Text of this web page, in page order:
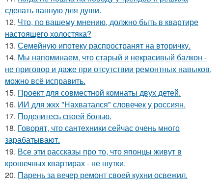
сделать ванную для души.
12. Что, по вашему мнению, должно быть в квартире
настоящего холостяка?
13. Семейную ипотеку распространят на вторичку.
14. Мы напоминаем, что старый и некрасивый балкон -
не приговор и даже при отсутствии ремонтных навыков,
можно всё исправить.
15. Проект для совместной комнаты двух детей.
16. ИИ для жкх "Нахватался" словечек у россиян.
17. Поделитесь своей болью.
18. Говорят, что сантехники сейчас очень много
зарабатывают.
19. Все эти рассказы про то, что японцы живут в
крошечных квартирах - не шутки.
20. Парень за вечер ремонт своей кухни освежил.